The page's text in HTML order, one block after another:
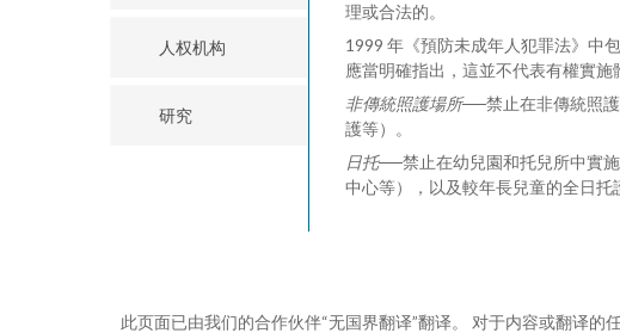
人权机构
研究
理或合法的。
1999 年《預防未成年人犯罪法》中
應當明確指出，這並不代表有權實施
非傳統照護場所──禁止在非傳統照
護等）。
日托──禁止在幼兒園和托兒所中實
中心等），以及較年長兒童的全日托
此页面已由我们的合作伙伴“无国界翻译”翻译。 对于内容或翻译的